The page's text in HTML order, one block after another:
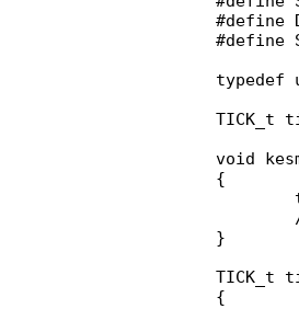
#define
#define
typedef
TICK_t
void
{
}
TICK_t
{